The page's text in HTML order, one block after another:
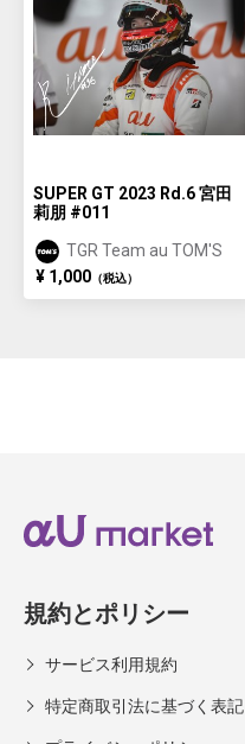
SUPER GT 2023 Rd.6 宮田
莉朋 #011
TGR Team au TOM'S
¥ 1,000 （税込）
規約とポリシー
サービス利用規約
特定商取引法に基づく表記